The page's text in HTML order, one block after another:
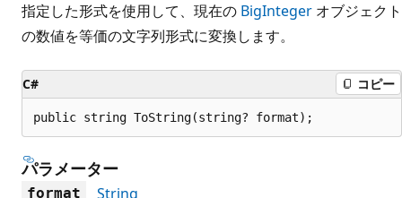
指定した形式を使用して、現在の BigInteger オブジェクト
の数値を等価の文字列形式に変換します。
C# コピー
public string ToString(string? format);
パラメーター
format String